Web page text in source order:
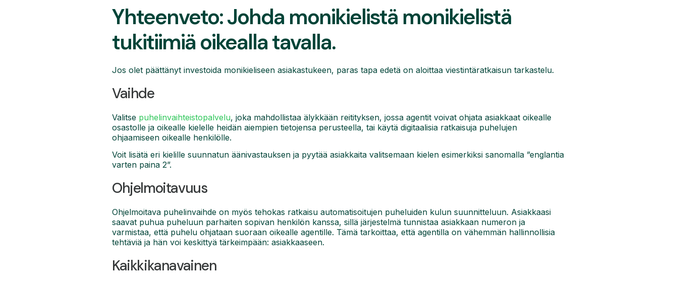
Yhteenveto: Johda monikielistä monikielistä
tukitiimiä oikealla tavalla.
Jos olet päättänyt investoida monikieliseen asiakastukeen, paras tapa edetä on aloittaa viestintäratkaisun tarkastelu.
Vaihde
Valitse puhelinvaihteistopalvelu, joka mahdollistaa älykkään reitityksen, jossa agentit voivat ohjata asiakkaat oikealle
osastolle ja oikealle kielelle heidän aiempien tietojensa perusteella, tai käytä digitaalisia ratkaisuja puhelujen
ohjaamiseen oikealle henkilölle.
Voit lisätä eri kielille suunnatun äänivastauksen ja pyytää asiakkaita valitsemaan kielen esimerkiksi sanomalla ”englantia
varten paina 2”.
Ohjelmoitavuus
Ohjelmoitava puhelinvaihde on myös tehokas ratkaisu automatisoitujen puheluiden kulun suunnitteluun. Asiakkaasi
saavat puhua puheluun parhaiten sopivan henkilön kanssa, sillä järjestelmä tunnistaa asiakkaan numeron ja
varmistaa, että puhelu ohjataan suoraan oikealle agentille. Tämä tarkoittaa, että agentilla on vähemmän hallinnollisia
tehtäviä ja hän voi keskittyä tärkeimpään: asiakkaaseen.
Kaikkikanavainen